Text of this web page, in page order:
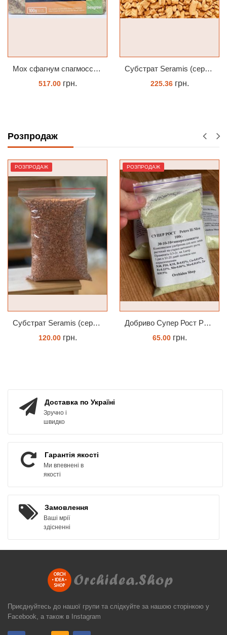
Мох сфагнум спагмосс spagmoss besgrow прессований новозеландський. Заводське пакування 100 грамм
Субстрат Seramis (серамис) крупний для орхідей 1 л
Розпродаж
РОЗПРОДАЖ
Субстрат Seramis (серамис) універсальний - гранульована глина стандартного разміра для всіх рослин 1 л
120.00грн.
РОЗПРОДАЖ
Добриво Супер Рост Peters Hi Nitro 30-10-10 + мікроелементи
65.00грн.
Доставка по Україні
Зручно і
швидко
Гарантія якості
Ми впевнені в
якості
Замовлення
Ваші мрії
здісненні
Приєднуйтесь до нашої групи та слідкуйте за нашою сторінкою у
Facebook, а також в Instagram